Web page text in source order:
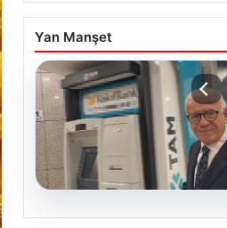
Yan Manşet
06.08.2026